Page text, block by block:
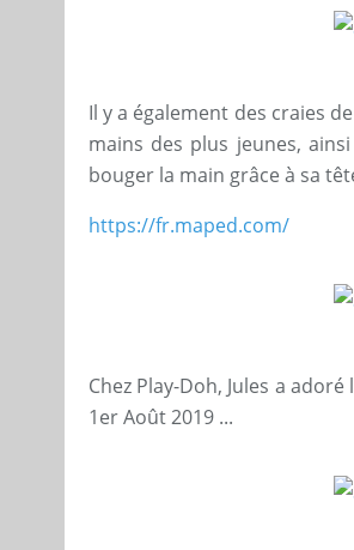
Il y a également des craies
mains des plus jeunes,
bouger la main grâce à sa
https://fr.maped.com/
Chez Play-Doh, Jules a
1er Août 2019 ...